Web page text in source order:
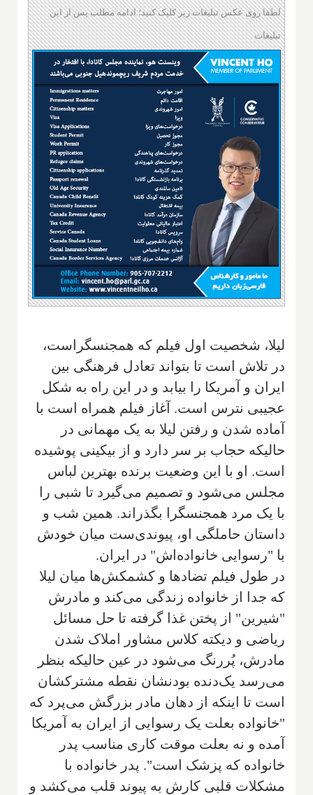
لطفا روی عکس تبلیغات زیر کلیک کنید؛ ادامه مطلب پس از این
تبلیغات
لیلا، شخصیت اول فیلم که همجنسگراست،
در تلاش است تا بتواند تعادل فرهنگی بین
ایران و آمریکا را بیابد و در این راه به شکل
عجیبی نترس است. آغاز فیلم همراه است با
آماده شدن و رفتن لیلا به یک مهمانی در
حالیکه حجاب بر سر دارد و از بیکینی پوشیده
است. او با این وضعیت برنده بهترین لباس
مجلس می‌شود و تصمیم می‌گیرد تا شبی را
با یک مرد همجنسگرا بگذراند. همین شب و
داستان حاملگی او، پیوندی‌ست میان خودش
با "رسوایی خانواده‌اش" در ایران.
در طول فیلم تضادها و کشمکش‌ها میان لیلا
که جدا از خانواده زندگی می‌کند و مادرش
"شیرین" از پختن غذا گرفته تا حل مسائل
ریاضی و دیکته کلاس مشاور املاک شدن
مادرش، پُررنگ می‌شود در عین حالیکه بنظر
می‌رسد یک‌دنده بودنشان نقطه مشترکشان
است تا اینکه از دهان مادر بزرگش می‌پرد که
"خانواده بعلت یک رسوایی از ایران به آمریکا
آمده و نه بعلت موقت کاری مناسب پدر
خانواده که پزشک است". پدر خانواده با
مشکلات قلبی کارش به پیوند قلب می‌کشد و